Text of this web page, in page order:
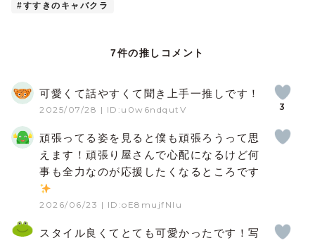
#すすきのキャバクラ
7件の推しコメント
2025/07/28 | ID:u0w6ndqutV
可愛くて話やすくて聞き上手一推しです！
3
2026/06/23 | ID:oE8mujfNIu
頑張ってる姿を見ると僕も頑張ろうって思
えます！頑張り屋さんで心配になるけど何
事も全力なのが応援したくなるところです
スタイル良くてとても可愛かったです！写